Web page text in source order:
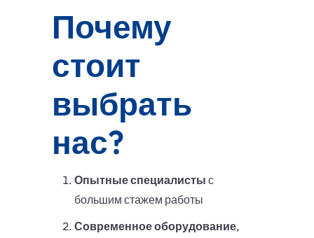
Почему
стоит
выбрать
нас?
Опытные специалисты с
большим стажем работы
Современное оборудование,